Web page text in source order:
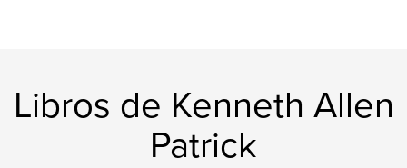
Libros de Kenneth Allen
Patrick